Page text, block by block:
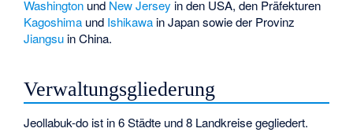
Washington und New Jersey in den USA, den Präfekturen
Kagoshima und Ishikawa in Japan sowie der Provinz
Jiangsu in China.
Verwaltungsgliederung
Jeollabuk-do ist in 6 Städte und 8 Landkreise gegliedert.